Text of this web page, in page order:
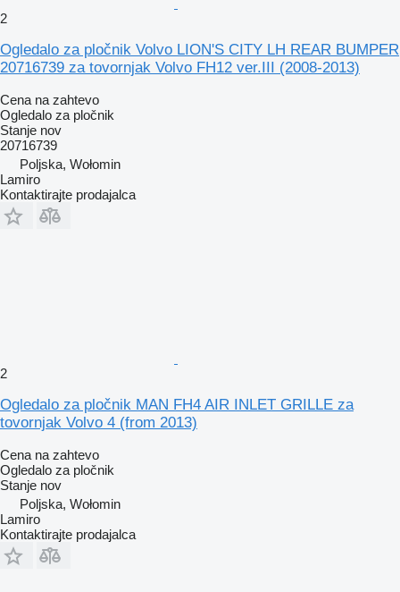
2
Ogledalo za pločnik Volvo LION'S CITY LH REAR BUMPER
20716739 za tovornjak Volvo FH12 ver.III (2008-2013)
Cena na zahtevo
Ogledalo za pločnik
Stanje nov
20716739
Poljska, Wołomin
Lamiro
Kontaktirajte prodajalca
2
Ogledalo za pločnik MAN FH4 AIR INLET GRILLE za
tovornjak Volvo 4 (from 2013)
Cena na zahtevo
Ogledalo za pločnik
Stanje nov
Poljska, Wołomin
Lamiro
Kontaktirajte prodajalca